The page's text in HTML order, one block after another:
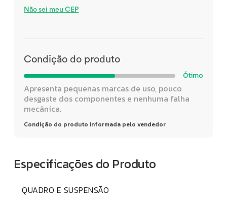
Não sei meu CEP
Condição do produto
Ótimo
Apresenta pequenas marcas de uso, pouco
desgaste dos componentes e nenhuma falha
mecânica.
Condição do produto informada pelo vendedor
Especificações do Produto
QUADRO E SUSPENSÃO